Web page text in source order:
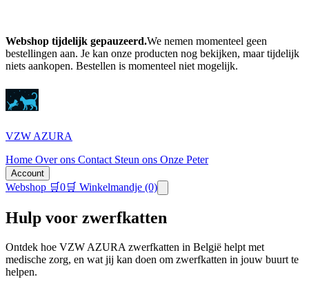
Webshop tijdelijk gepauzeerd.We nemen momenteel geen
bestellingen aan. Je kan onze producten nog bekijken, maar tijdelijk
niets aankopen. Bestellen is momenteel niet mogelijk.
VZW AZURA
Home Over ons Contact Steun ons Onze Peter
Account
Webshop 🛒0🛒 Winkelmandje (0)
Hulp voor zwerfkatten
Ontdek hoe VZW AZURA zwerfkatten in België helpt met
medische zorg, en wat jij kan doen om zwerfkatten in jouw buurt te
helpen.